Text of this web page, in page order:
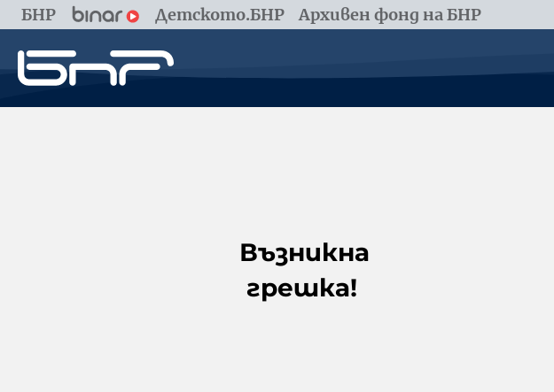
БНР Детското.БНР Архивен фонд на БНР
Възникна
грешка!